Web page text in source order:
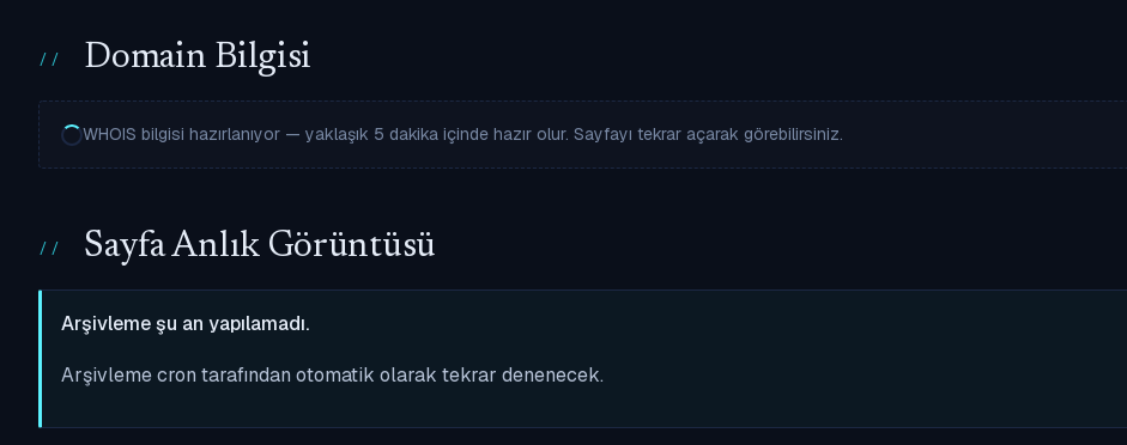
Domain Bilgisi
WHOIS bilgisi hazırlanıyor — yaklaşık 5 dakika içinde hazır olur. Sayfayı tekrar açarak görebilirsiniz.
Sayfa Anlık Görüntüsü
Arşivleme şu an yapılamadı.
Arşivleme cron tarafından otomatik olarak tekrar denenecek.